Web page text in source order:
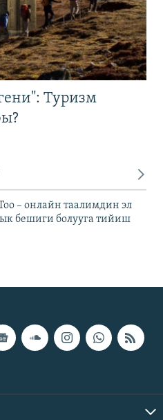
Туризм
– онлайн таалимдин эл
бешиги болууга тийиш